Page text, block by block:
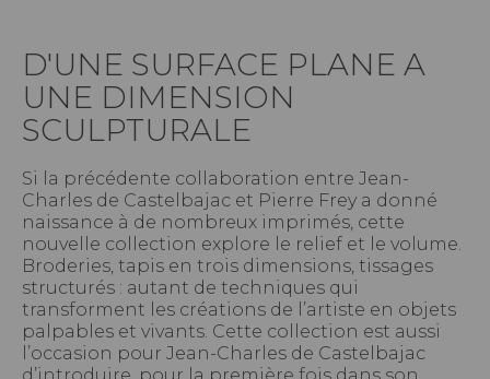
D'UNE SURFACE PLANE A
UNE DIMENSION
SCULPTURALE
Si la précédente collaboration entre Jean-
Charles de Castelbajac et Pierre Frey a donné
naissance à de nombreux imprimés, cette
nouvelle collection explore le relief et le volume.
Broderies, tapis en trois dimensions, tissages
structurés : autant de techniques qui
transforment les créations de l’artiste en objets
palpables et vivants. Cette collection est aussi
l’occasion pour Jean-Charles de Castelbajac
d’introduire, pour la première fois dans son